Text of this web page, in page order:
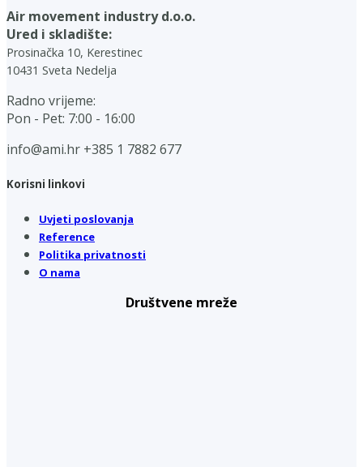
Air movement industry d.o.o.
Ured i skladište:
Prosinačka 10, Kerestinec
10431 Sveta Nedelja
Radno vrijeme:
Pon - Pet: 7:00 - 16:00
info@ami.hr +385 1 7882 677
Korisni linkovi
Uvjeti poslovanja
Reference
Politika privatnosti
O nama
Društvene mreže